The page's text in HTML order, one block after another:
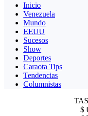
Inicio
Venezuela
Mundo
EEUU
Sucesos
Show
Deportes
Caraota Tips
Tendencias
Columnistas
$